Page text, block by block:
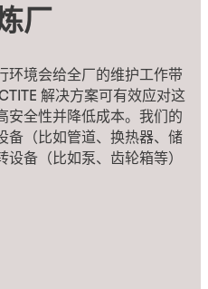
厂
环境会给全厂的维护工作带
解决方案可有效应对这
安全性并降低成本。我们的
备（比如管道、换热器、储
备（比如泵、齿轮箱等）